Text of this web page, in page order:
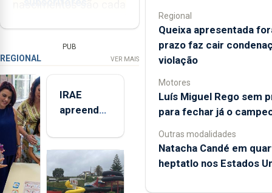
custa menos do
dia!
Inclui acesso à
totalidade das edições
impressas, em formato
digital, dos jornais e dos
respetivos suplementos
semanais ou da revista.
PUB
REGIONAL VER MAIS
IRAE
apreendeu
toneladas
de
alimentos
entre
Regional
Queixa apresentada
prazo faz cair
violação
Motores
Luís Miguel Rego sem
para fechar já o
Outras modalidades
Natacha Candé em
heptatlo nos Estados